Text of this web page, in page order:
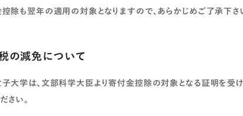
除も翌年の適用の対象となりますので、あらかじめご了承下さ
の減免について
大学は、文部科学大臣より寄付金控除の対象となる証明を受
さい。